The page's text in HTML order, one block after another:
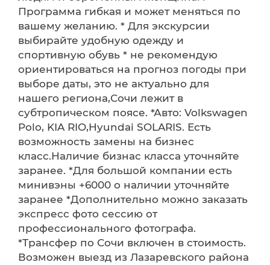
Программа гибкая и может меняться по
вашему желанию. * Для экскурсии
выбирайте удобную одежду и
спортивную обувь * не рекомендую
ориентироваться на прогноз погоды при
выборе даты, это не актуально для
нашего региона,Сочи лежит в
субтропическом поясе. *Авто: Volkswagen
Polo, KIA RIO,Hyundai SOLARIS. Есть
возможность замены на бизнес
класс.Наличие бизнас класса уточняйте
заранее. *Для большой компании есть
минивэны +6000 о наличии уточняйте
заранее *Дополнительно можно заказать
экспресс фото сессию от
профессионального фотографа.
*Трансфер по Сочи включен в стоимость.
Возможен выезд из Лазаревского района